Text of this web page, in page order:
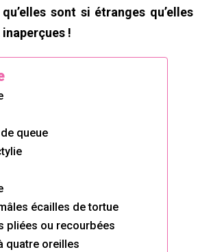
sont si étranges qu’elles
!
queue
écailles de tortue
pliées ou recourbées
quatre oreilles